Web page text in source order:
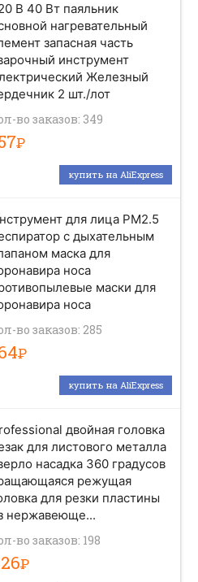
В 40 Вт паяльник
нагревательный
запасная часть
инструмент
Железный
2 шт./лот
во заказов: 349
Р
купить на AliExpress
для лица PM2.5
с дыхательным
маска для
носа
маски для
носа
во заказов: 285
Р
купить на AliExpress
двойная головка
для листового металла
насадка 360 градусов
режущая
для резки пластины
нержавеюще...
во заказов: 198
Р